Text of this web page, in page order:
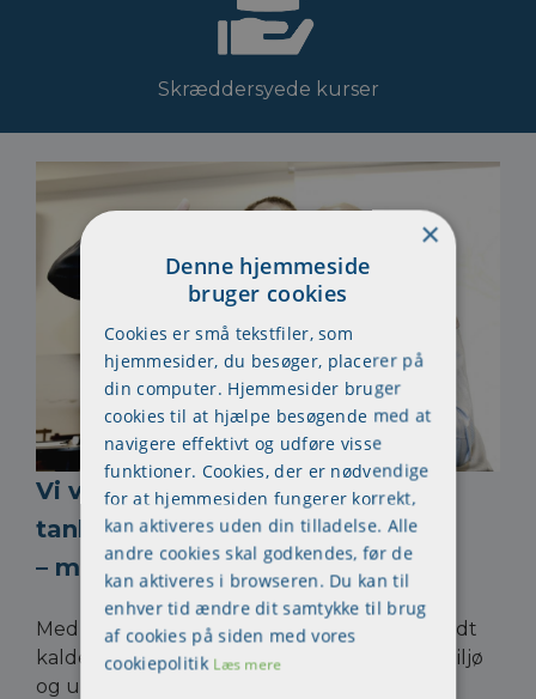
Skræddersyede kurser
Vi vil gerne forstyrre deltagernes
tankegang
– men ikke overtage den.
Med mere end 30 års solid erfaring, tør vi godt
kalde os eksperter i lovgivning om arbejdsmiljø
og undervisning på den
×
Denne hjemmeside
bruger cookies
Cookies er små tekstfiler, som
hjemmesider, du besøger, placerer på
din computer. Hjemmesider bruger
cookies til at hjælpe besøgende med at
navigere effektivt og udføre visse
funktioner. Cookies, der er nødvendige
for at hjemmesiden fungerer korrekt,
kan aktiveres uden din tilladelse. Alle
andre cookies skal godkendes, før de
kan aktiveres i browseren. Du kan til
enhver tid ændre dit samtykke til brug
af cookies på siden med vores
cookiepolitik Læs mere